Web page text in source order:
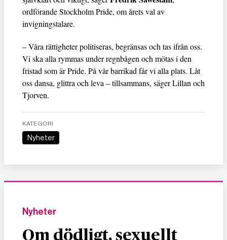
ordförande Stockholm Pride, om årets val av
invigningstalare.
– Våra rättigheter politiseras, begränsas och tas ifrån oss.
Vi ska alla rymmas under regnbågen och mötas i den
fristad som är Pride. På vår barrikad får vi alla plats. Låt
oss dansa, glittra och leva – tillsammans, säger Lillan och
Tjorven.
KATEGORI
Nyheter
Nyheter
Om dödligt, sexuellt